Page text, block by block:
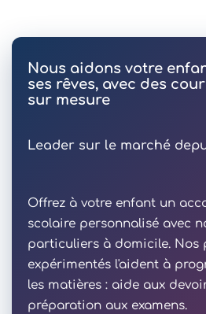
Nous aidons votre
ses rêves, avec des
sur mesure
Leader sur le marché
Offrez à votre enfant un
scolaire personnalisé avec
particuliers à domicile. Nos
expérimentés l'aident à
les matières : aide aux
préparation aux examens.